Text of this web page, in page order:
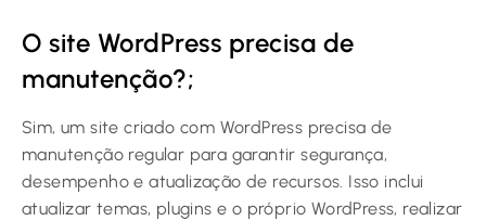
O site WordPress precisa de
manutenção?;
Sim, um site criado com WordPress precisa de
manutenção regular para garantir segurança,
desempenho e atualização de recursos. Isso inclui
atualizar temas, plugins e o próprio WordPress, realizar